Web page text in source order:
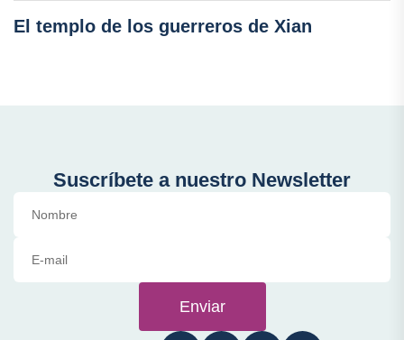
El templo de los guerreros de Xian
Suscríbete a nuestro Newsletter
Enviar